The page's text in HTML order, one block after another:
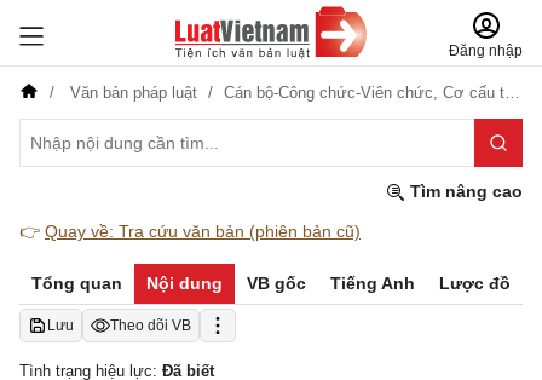
Đăng nhập
Văn bản pháp luật Cán bộ-Công chức-Viên chức, Cơ cấu tổ chức
Tìm nâng cao
👉 Quay về: Tra cứu văn bản (phiên bản cũ)
Tổng quan Nội dung VB gốc Tiếng Anh Lược đồ
Lưu Theo dõi VB
Tình trạng hiệu lực: Đã biết